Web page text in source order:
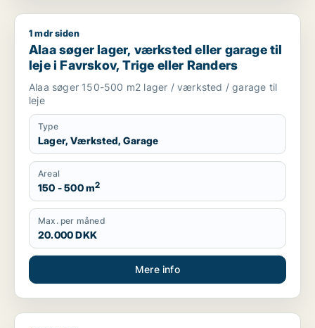
Alaa søger lager, værksted eller garage til leje i Favrskov,
1 mdr siden
Alaa søger lager, værksted eller garage til
leje i Favrskov, Trige eller Randers
Alaa søger 150-500 m2 lager / værksted / garage til
leje
Type
Lager, Værksted, Garage
Areal
150 - 500 m2
Max. per måned
20.000 DKK
Mere info